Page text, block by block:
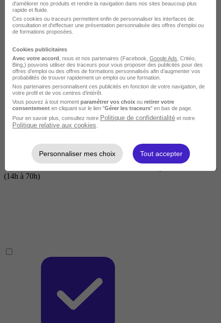
Courte
2 jours à 2 semaines
(14h à 70h)
d'améliorer nos produits et rendre la navigation dans nos sites beaucoup plus
rapide et fluide.
Ces cookies ou traceurs permettent enfin de personnaliser les interfaces de
consultation et d'effectuer une présentation personnalisée des offres d'emploi ou
de formations proposées.
Cookies publicitaires
Avec votre accord , nous et nos partenaires (Facebook, Google Ads , Critéo,
Bing,) pouvons utiliser des traceurs pour vous proposer des publicités pour des
offres d’emploi ou des offres de formations personnalisés afin d’augmenter vos
probabilités de trouver rapidement un emploi ou une formation.
Nos partenaires personnalisent ces publicités en fonction de votre navigation, de
votre profil et de vos centres d’intérêt.
Vous pouvez à tout moment paramétrer vos choix ou retirer votre
consentement en cliquant sur le lien "Gérer les traceurs" en bas de page.
Pour en savoir plus, consultez notre Politique de confidentialité et notre
Politique relative aux cookies
Personnaliser mes choix Tout accepter